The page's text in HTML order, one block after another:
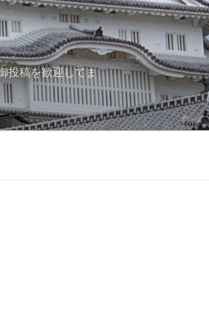
投稿を歓迎してま